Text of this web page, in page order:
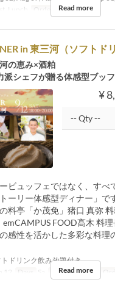
Lunch Order Limit 1 ~ 7
Read more
in 東三河（ソフトド
の恵み×酒粕
派シェフが贈る体感型ブッ
¥
ビュッフェではなく、すべ
ーリー体感型ディナー」で
料亭「か茂免」猪口 真弥
emCAMPUS FOOD髙木 料
感性を活かした多彩な料理
トドリンク飲み放題付き
12 Days Sa Meals Dinner
Read more